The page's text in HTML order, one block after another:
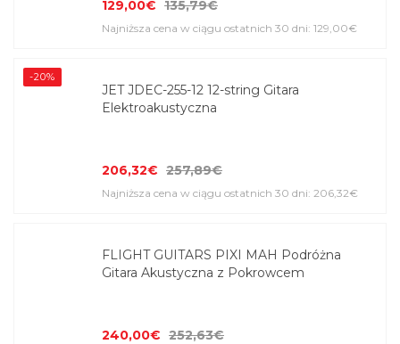
129,00€ 135,79€
Najniższa cena w ciągu ostatnich 30 dni: 129,00€
-20%
JET JDEC-255-12 12-string Gitara
Elektroakustyczna
206,32€ 257,89€
Najniższa cena w ciągu ostatnich 30 dni: 206,32€
FLIGHT GUITARS PIXI MAH Podróżna
Gitara Akustyczna z Pokrowcem
240,00€ 252,63€